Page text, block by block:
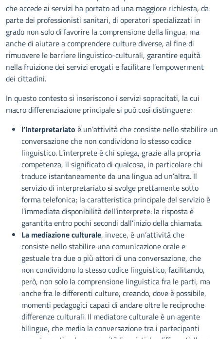
che accede ai servizi ha portato ad una maggiore richiesta, da
parte dei professionisti sanitari, di operatori specializzati in
grado non solo di favorire la comprensione della lingua, ma
anche di aiutare a comprendere culture diverse, al fine di
rimuovere le barriere linguistico-culturali, garantire equità
nella fruizione dei servizi erogati e facilitare l’empowerment
dei cittadini.
In questo contesto si inseriscono i servizi sopracitati, la cui
macro differenziazione principale si può così distinguere:
l’interpretariato è un’attività che consiste nello stabilire
conversazione che non condividono lo stesso codice
linguistico. L’interprete è chi spiega, grazie alla propria
competenza, il significato di qualcosa, in particolare chi
traduce istantaneamente da una lingua ad un’altra. Il
servizio di interpretariato si svolge prettamente sotto
forma telefonica; la caratteristica principale del servizio è
l’immediata disponibilità dell’interprete: la risposta è
garantita entro pochi secondi dall’inizio della chiamata.
La mediazione culturale, invece, è un’attività che
consiste nello stabilire una comunicazione orale e
gestuale tra due o più attori di una conversazione, che
non condividono lo stesso codice linguistico, facilitando,
però, non solo la comprensione linguistica fra le parti, ma
anche fra le differenti culture, creando, dove è possibile,
momenti pedagogici capaci di andare oltre le reciproche
differenze culturali. Il mediatore culturale è un agente
bilingue, che media la conversazione tra i partecipanti